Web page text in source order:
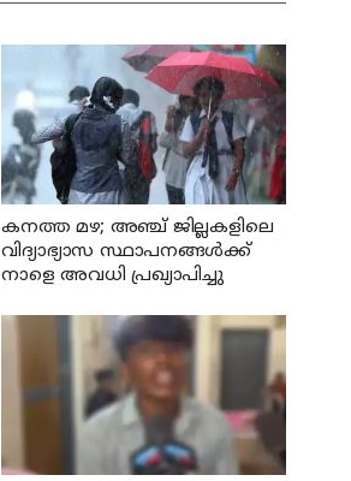
കനത്ത മഴ; അഞ്ച്‌ ജില്ലകളിലെ
വിദ്യാഭ്യാസ സ്ഥാപനങ്ങള്‍ക്ക്
നാളെ അവധി പ്രഖ്യാപിച്ചു